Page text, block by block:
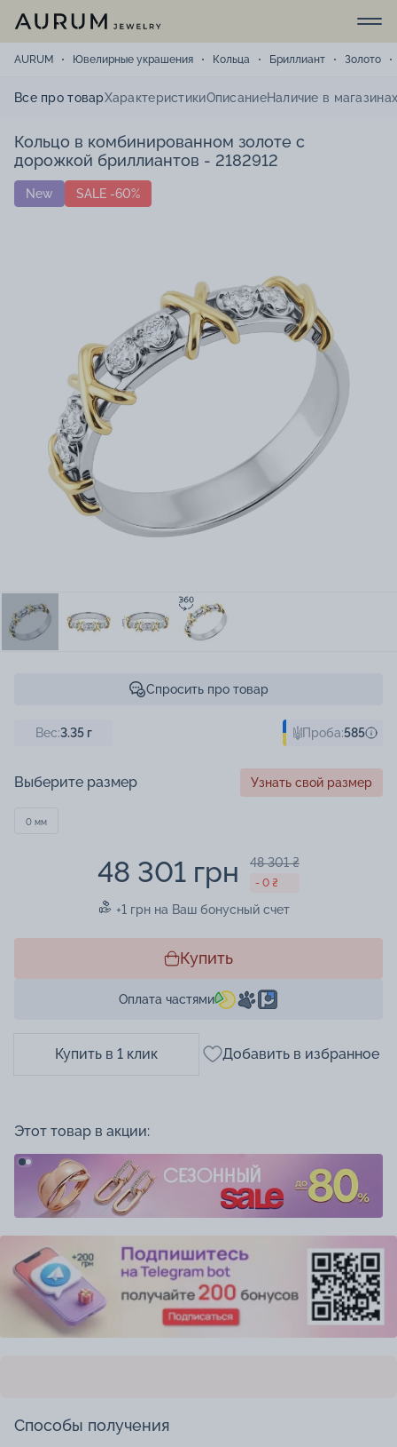
AURUM Ювелирные украшения Кольца Бриллиант Золото
Все про товарХарактеристикиОписаниеНаличие в
Кольцо в комбинированном золоте с
дорожкой бриллиантов - 2182912
New SALE -60%
Спросить про товар
Вес:3.35г Проба:585
Выберите размер Узнать свой размер
0 мм
48 301 грн 48 301 ₴
- 0 ₴
+1 грн на Ваш бонусный счет
Купить
Оплата частями
Купить в 1 клик Добавить в избранное
Этот товар в акции:
Способы получения